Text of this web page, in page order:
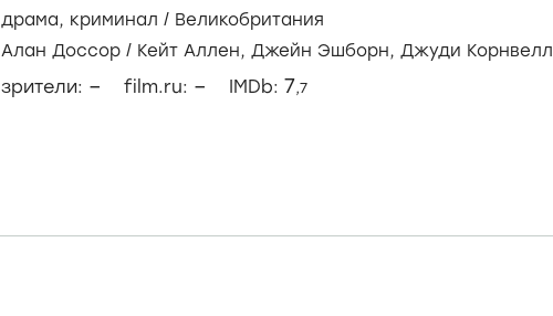
драма, криминал / Великобритания
Алан Доссор / Кейт Аллен, Джейн Эшборн, Джуди Корнвелл
зрители: – film.ru: – IMDb: 7,7